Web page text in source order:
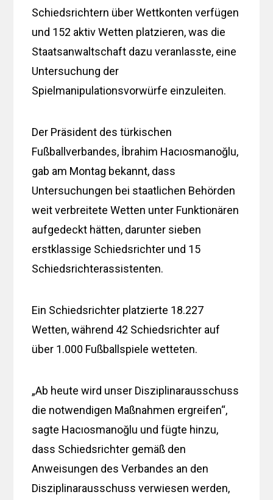
Schiedsrichtern über Wettkonten verfügen
und 152 aktiv Wetten platzieren, was die
Staatsanwaltschaft dazu veranlasste, eine
Untersuchung der
Spielmanipulationsvorwürfe einzuleiten.
Der Präsident des türkischen
Fußballverbandes, İbrahim Hacıosmanoğlu,
gab am Montag bekannt, dass
Untersuchungen bei staatlichen Behörden
weit verbreitete Wetten unter Funktionären
aufgedeckt hätten, darunter sieben
erstklassige Schiedsrichter und 15
Schiedsrichterassistenten.
Ein Schiedsrichter platzierte 18.227
Wetten, während 42 Schiedsrichter auf
über 1.000 Fußballspiele wetteten.
„Ab heute wird unser Disziplinarausschuss
die notwendigen Maßnahmen ergreifen“,
sagte Hacıosmanoğlu und fügte hinzu,
dass Schiedsrichter gemäß den
Anweisungen des Verbandes an den
Disziplinarausschuss verwiesen werden,